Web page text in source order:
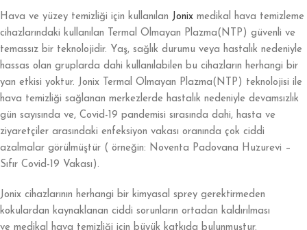
Hava ve yüzey temizliği için kullanılan Jonix medikal hava temizleme
cihazlarındaki kullanılan Termal Olmayan Plazma(NTP) güvenli ve
temassız bir teknolojidir. Yaş, sağlık durumu veya hastalık nedeniyle
hassas olan gruplarda dahi kullanılabilen bu cihazların herhangi bir
yan etkisi yoktur. Jonix Termal Olmayan Plazma(NTP) teknolojisi ile
hava temizliği sağlanan merkezlerde hastalık nedeniyle devamsızlık
gün sayısında ve, Covid-19 pandemisi sırasında dahi, hasta ve
ziyaretçiler arasındaki enfeksiyon vakası oranında çok ciddi
azalmalar görülmüştür ( örneğin: Noventa Padovana Huzurevi –
Sıfır Covid-19 Vakası).
Jonix cihazlarının herhangi bir kimyasal sprey gerektirmeden
kokulardan kaynaklanan ciddi sorunların ortadan kaldırılması
ve medikal hava temizliği için büyük katkıda bulunmuştur.